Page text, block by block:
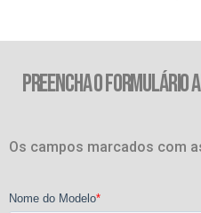
PREENCHA O FORMULÁRIO
Os campos marcados com